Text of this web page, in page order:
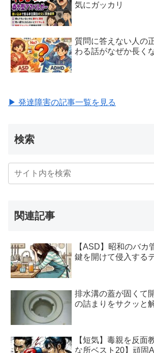
気にガッカリ
質問に答えない人の
わる話がなぜか長く
▶ 発達障害の記事一覧を見る
検索
関連記事
【ASD】昭和のバカ
鍵を開けて侵入する
排水溝の蓋が固くて
の詰まりをサクッと
【短気】毒親を反面
な所ベスト20】頑固